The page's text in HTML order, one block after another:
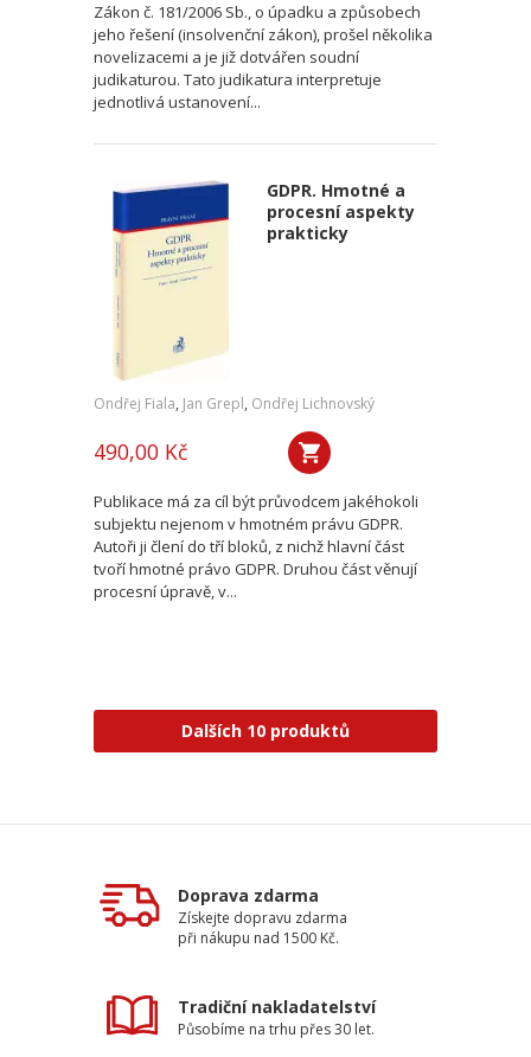
Zákon č. 181/2006 Sb., o úpadku a způsobech
jeho řešení (insolvenční zákon), prošel několika
novelizacemi a je již dotvářen soudní
judikaturou. Tato judikatura interpretuje
jednotlivá ustanovení...
GDPR. Hmotné a
procesní aspekty
prakticky
Ondřej Fiala, Jan Grepl, Ondřej Lichnovský
490,00 Kč
Publikace má za cíl být průvodcem jakéhokoli
subjektu nejenom v hmotném právu GDPR.
Autoři ji člení do tří bloků, z nichž hlavní část
tvoří hmotné právo GDPR. Druhou část věnují
procesní úpravě, v...
Dalších 10 produktů
Doprava zdarma
Získejte dopravu zdarma
při nákupu nad 1500 Kč.
Tradiční nakladatelství
Působíme na trhu přes 30 let.